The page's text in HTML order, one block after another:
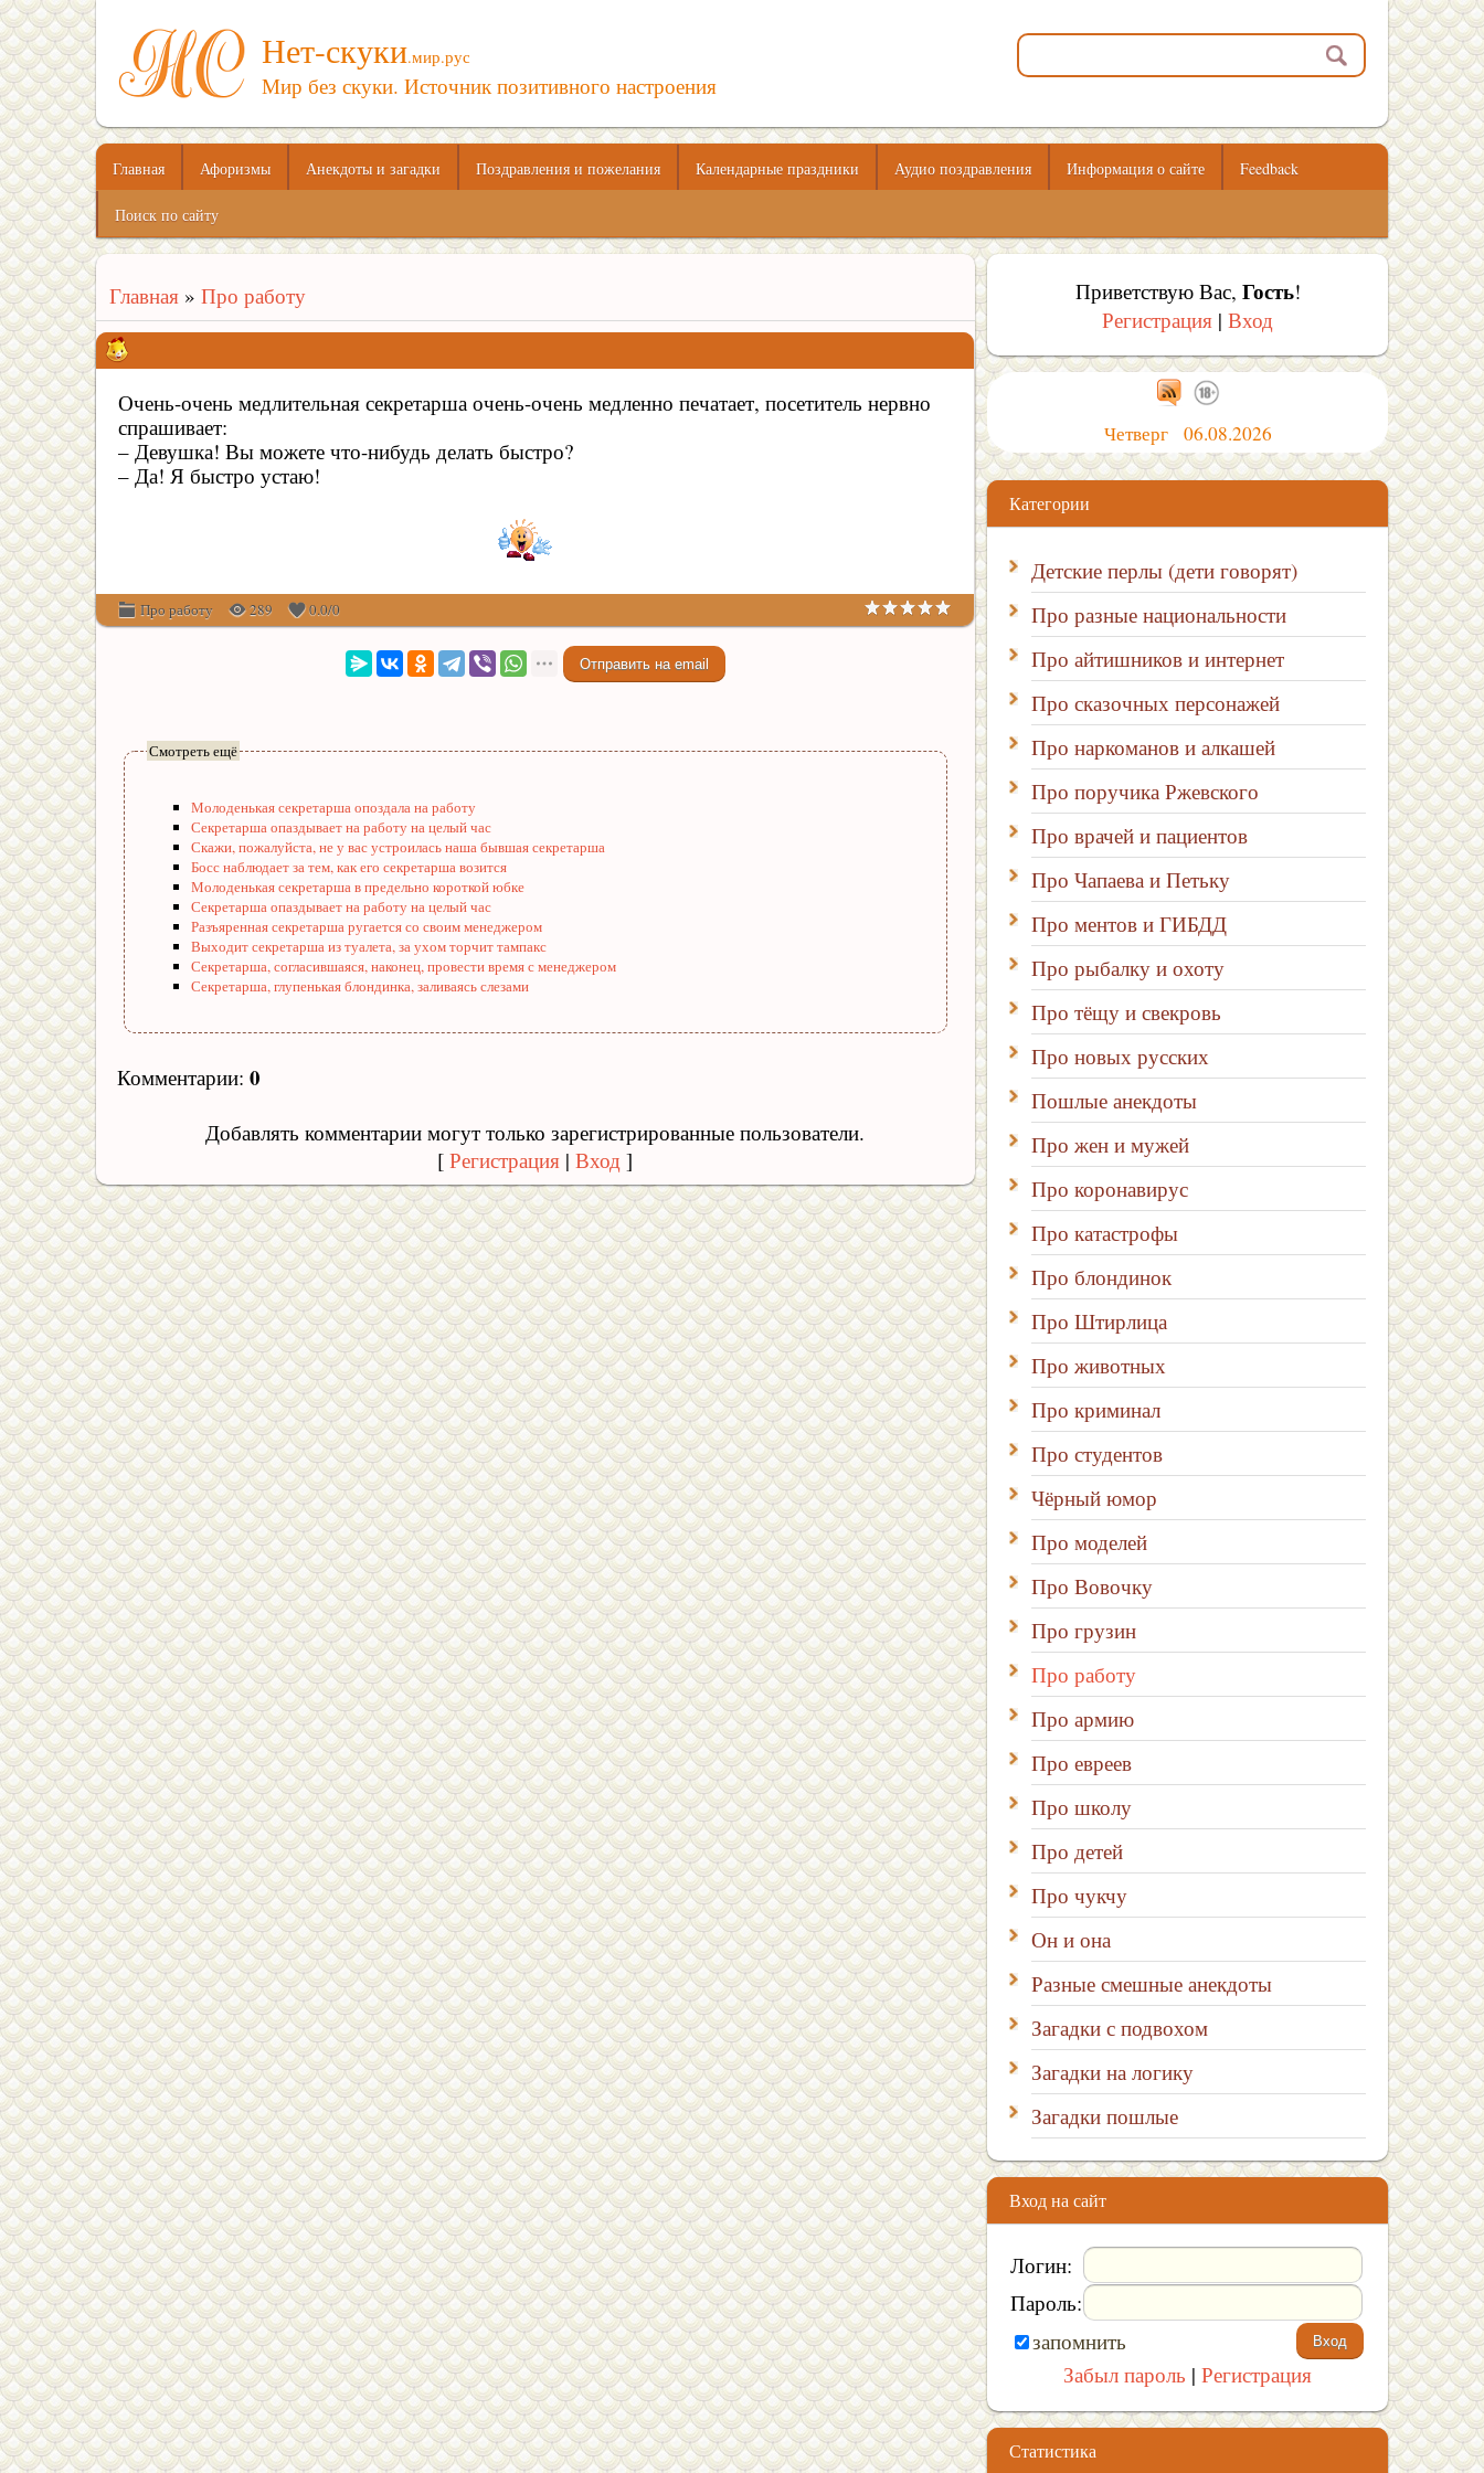
Нет-скуки.мир.рус
Мир без скуки. Источник позитивного настроения
Главная Афоризмы Анекдоты и загадки Поздравления и пожелания Календарные праздники Аудио поздравления Информация о сайте Feedback
Поиск по сайту
Главная » Про работу
Очень-очень медлительная секретарша очень-очень медленно печатает, посетитель нервно
спрашивает:
– Девушка! Вы можете что-нибудь делать быстро?
– Да! Я быстро устаю!
Про работу 289 0.0/0
Смотреть ещё
Молоденькая секретарша опоздала на работу
Секретарша опаздывает на работу на целый час
Скажи, пожалуйста, не у вас устроилась наша бывшая секретарша
Босс наблюдает за тем, как его секретарша возится
Молоденькая секретарша в предельно короткой юбке
Секретарша опаздывает на работу на целый час
Разъяренная секретарша ругается со своим менеджером
Выходит секретарша из туалета, за ухом торчит тампакс
Секретарша, согласившаяся, наконец, провести время с менеджером
Секретарша, глупенькая блондинка, заливаясь слезами
Комментарии: 0
Добавлять комментарии могут только зарегистрированные пользователи.
[Регистрация |Вход ]
Приветствую Вас, Гость!
Регистрация |Вход
Четверг 06.08.2026
Категории
Детские перлы (дети говорят)
Про разные национальности
Про айтишников и интернет
Про сказочных персонажей
Про наркоманов и алкашей
Про поручика Ржевского
Про врачей и пациентов
Про Чапаева и Петьку
Про ментов и ГИБДД
Про рыбалку и охоту
Про тёщу и свекровь
Про новых русских
Пошлые анекдоты
Про жен и мужей
Про коронавирус
Про катастрофы
Про блондинок
Про Штирлица
Про животных
Про криминал
Про студентов
Чёрный юмор
Про моделей
Про Вовочку
Про грузин
Про работу
Про армию
Про евреев
Про школу
Про детей
Про чукчу
Он и она
Разные смешные анекдоты
Загадки с подвохом
Загадки на логику
Загадки пошлые
Вход на сайт
Логин:
Пароль:
запомнить
Забыл пароль | Регистрация
Статистика